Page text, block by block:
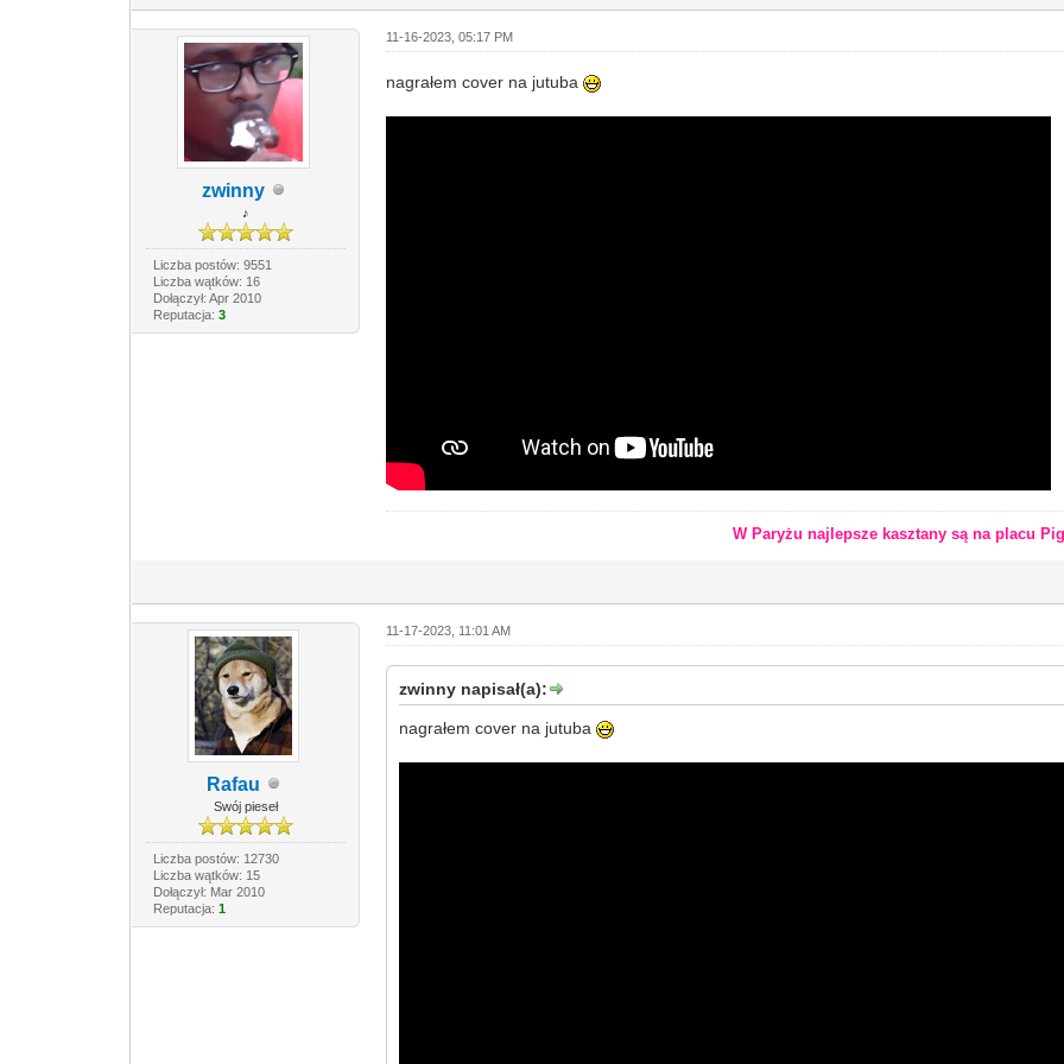
zwinny
♪
Liczba postów: 9551
Liczba wątków: 16
Dołączył: Apr 2010
Reputacja: 3
11-16-2023, 05:17 PM
nagrałem cover na jutuba
W Paryżu najlepsze kasztany są na placu
Rafau
Swój pieseł
Liczba postów: 12730
Liczba wątków: 15
Dołączył: Mar 2010
Reputacja: 1
11-17-2023, 11:01 AM
zwinny napisał(a):
nagrałem cover na jutuba